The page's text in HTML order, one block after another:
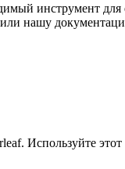
инструмент
или нашу
Используйте этот